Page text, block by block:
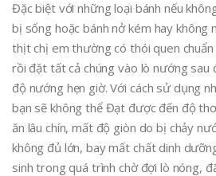
Đặc biệt với những loại bánh nếu
bị sống hoặc bánh nở kém hay không
thịt chị em thường có thói quen
rồi đặt tất cả chúng vào lò nướng sau
độ nướng hẹn giờ. Với cách sử dụng
bạn sẽ không thể Đạt được đến độ
ăn lâu chín, mất độ giòn do bị chảy
không đủ lớn, bay mất chất dinh
sinh trong quá trình chờ đợi lò nóng,